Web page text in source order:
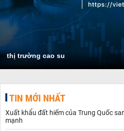
thị trường cao su
TIN MỚI NHẤT
Xuất khẩu đất hiếm của Trung Quốc
mạnh